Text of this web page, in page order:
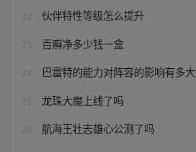
22 伙伴特性等级怎么提升
23 百癣净多少钱一盒
24 巴雷特的能力对阵容的影响有多大
25 龙珠大魔上线了吗
26 航海王壮志雄心公测了吗